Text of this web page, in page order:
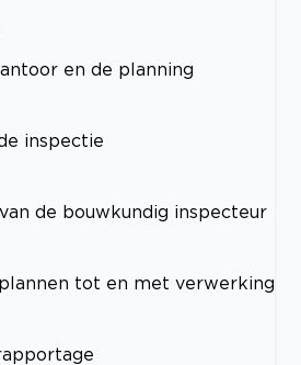
en de planning
inspectie
de bouwkundig inspecteur
tot en met verwerking